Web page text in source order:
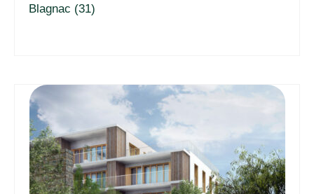
Blagnac (31)